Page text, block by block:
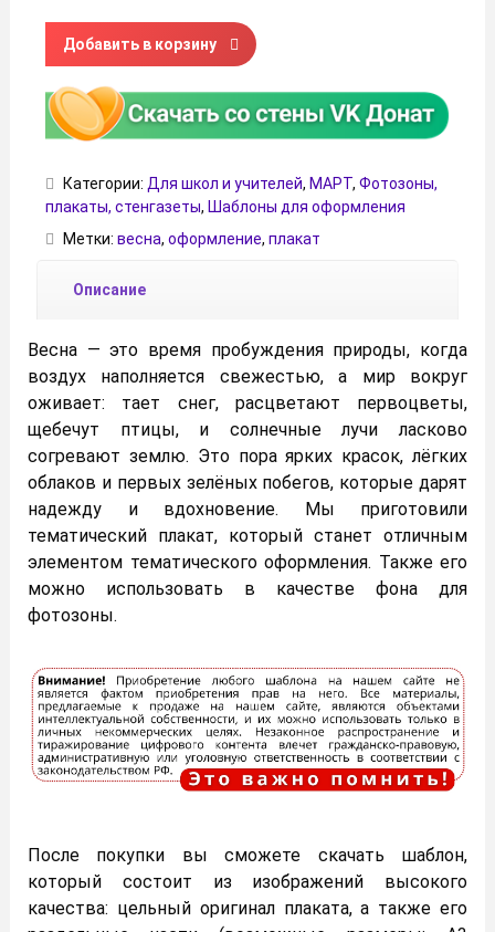
Количество товара Плакат «Весна пришла»
Добавить в корзину
Категории: Для школ и учителей, МАРТ, Фотозоны,
плакаты, стенгазеты, Шаблоны для оформления
Метки: весна, оформление, плакат
Описание
Весна — это время пробуждения природы, когда
воздух наполняется свежестью, а мир вокруг
оживает: тает снег, расцветают первоцветы,
щебечут птицы, и солнечные лучи ласково
согревают землю. Это пора ярких красок, лёгких
облаков и первых зелёных побегов, которые дарят
надежду и вдохновение. Мы приготовили
тематический плакат, который станет отличным
элементом тематического оформления. Также его
можно использовать в качестве фона для
фотозоны.
После покупки вы сможете скачать шаблон,
который состоит из изображений высокого
качества: цельный оригинал плаката, а также его